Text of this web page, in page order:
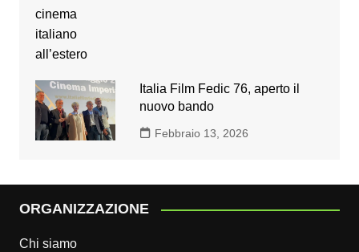
Italia Film Fedic 76, aperto il
nuovo bando
Febbraio 13, 2026
ORGANIZZAZIONE
Chi siamo